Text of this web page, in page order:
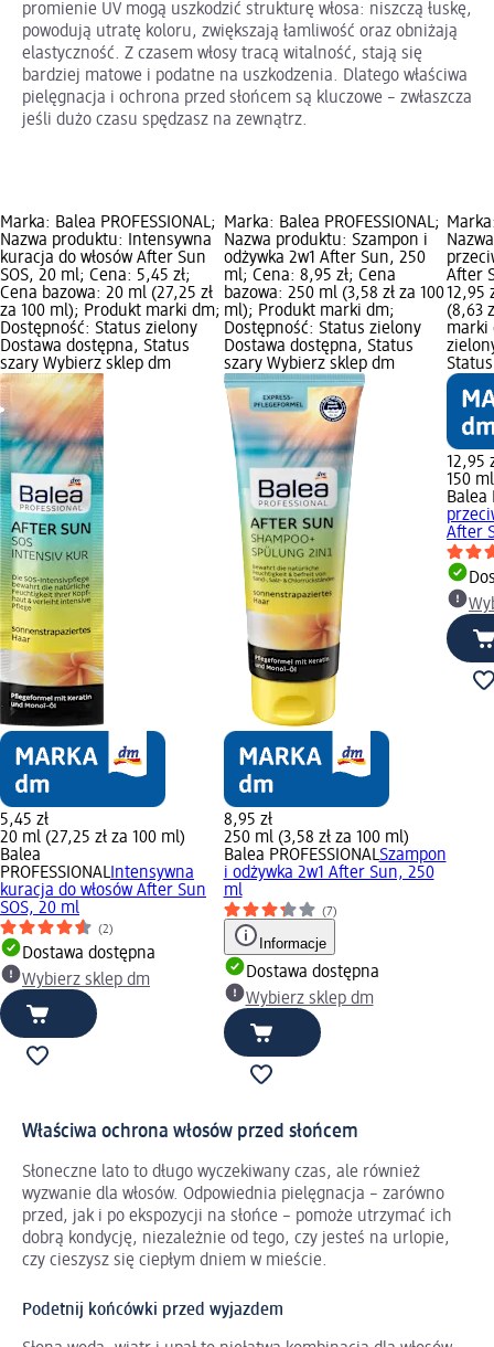
promienie UV mogą uszkodzić strukturę włosa: niszczą łuskę,
powodują utratę koloru, zwiększają łamliwość oraz obniżają
elastyczność. Z czasem włosy tracą witalność, stają się
bardziej matowe i podatne na uszkodzenia. Dlatego właściwa
pielęgnacja i ochrona przed słońcem są kluczowe – zwłaszcza
jeśli dużo czasu spędzasz na zewnątrz.
Marka: Balea PROFESSIONAL;
Nazwa produktu: Intensywna
kuracja do włosów After Sun
SOS, 20 ml; Cena: 5,45 zł;
Cena bazowa: 20 ml (27,25 zł
za 100 ml); Produkt marki dm;
Dostępność: Status zielony
Dostawa dostępna, Status
szary Wybierz sklep dm
5,45 zł
20 ml (27,25 zł za 100 ml)
Balea
PROFESSIONALIntensywna
kuracja do włosów After Sun
SOS, 20 ml
(2)
Dostawa dostępna
Wybierz sklep dm
Marka: Balea PROFESSIONAL;
Nazwa produktu: Szampon i
odżywka 2w1 After Sun, 250
ml; Cena: 8,95 zł; Cena
bazowa: 250 ml (3,58 zł za 100
ml); Produkt marki dm;
Dostępność: Status zielony
Dostawa dostępna, Status
szary Wybierz sklep dm
8,95 zł
250 ml (3,58 zł za 100 ml)
Balea PROFESSIONALSzampon
i odżywka 2w1 After Sun, 250
ml
(7)
Informacje
Dostawa dostępna
Wybierz sklep dm
After
12,95
(8,63
marki
12,95
150
Balea
After
Właściwa ochrona włosów przed słońcem
Słoneczne lato to długo wyczekiwany czas, ale również
wyzwanie dla włosów. Odpowiednia pielęgnacja – zarówno
przed, jak i po ekspozycji na słońce – pomoże utrzymać ich
dobrą kondycję, niezależnie od tego, czy jesteś na urlopie,
czy cieszysz się ciepłym dniem w mieście.
Podetnij końcówki przed wyjazdem